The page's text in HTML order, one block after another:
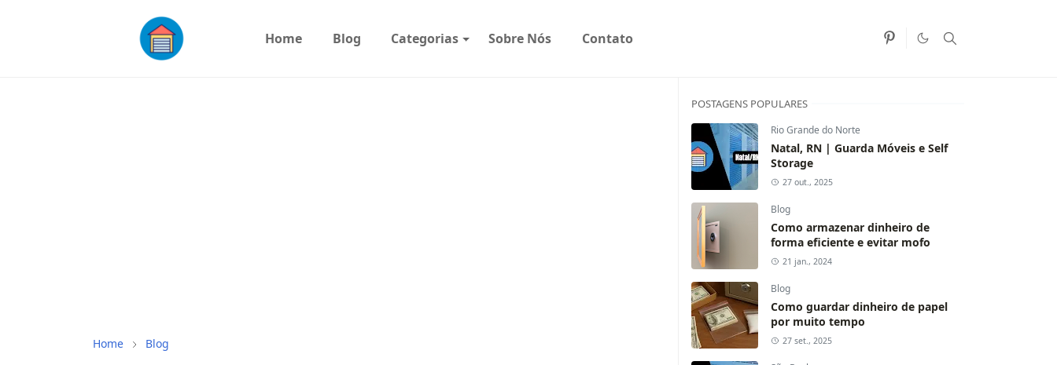
Home Blog Categorias Sobre Nós Contato
Home Blog
POSTAGENS POPULARES
Rio Grande do Norte
Natal, RN | Guarda Móveis e Self
Storage
27 out., 2025
Blog
Como armazenar dinheiro de
forma eficiente e evitar mofo
21 jan., 2024
Blog
Como guardar dinheiro de papel
por muito tempo
27 set., 2025